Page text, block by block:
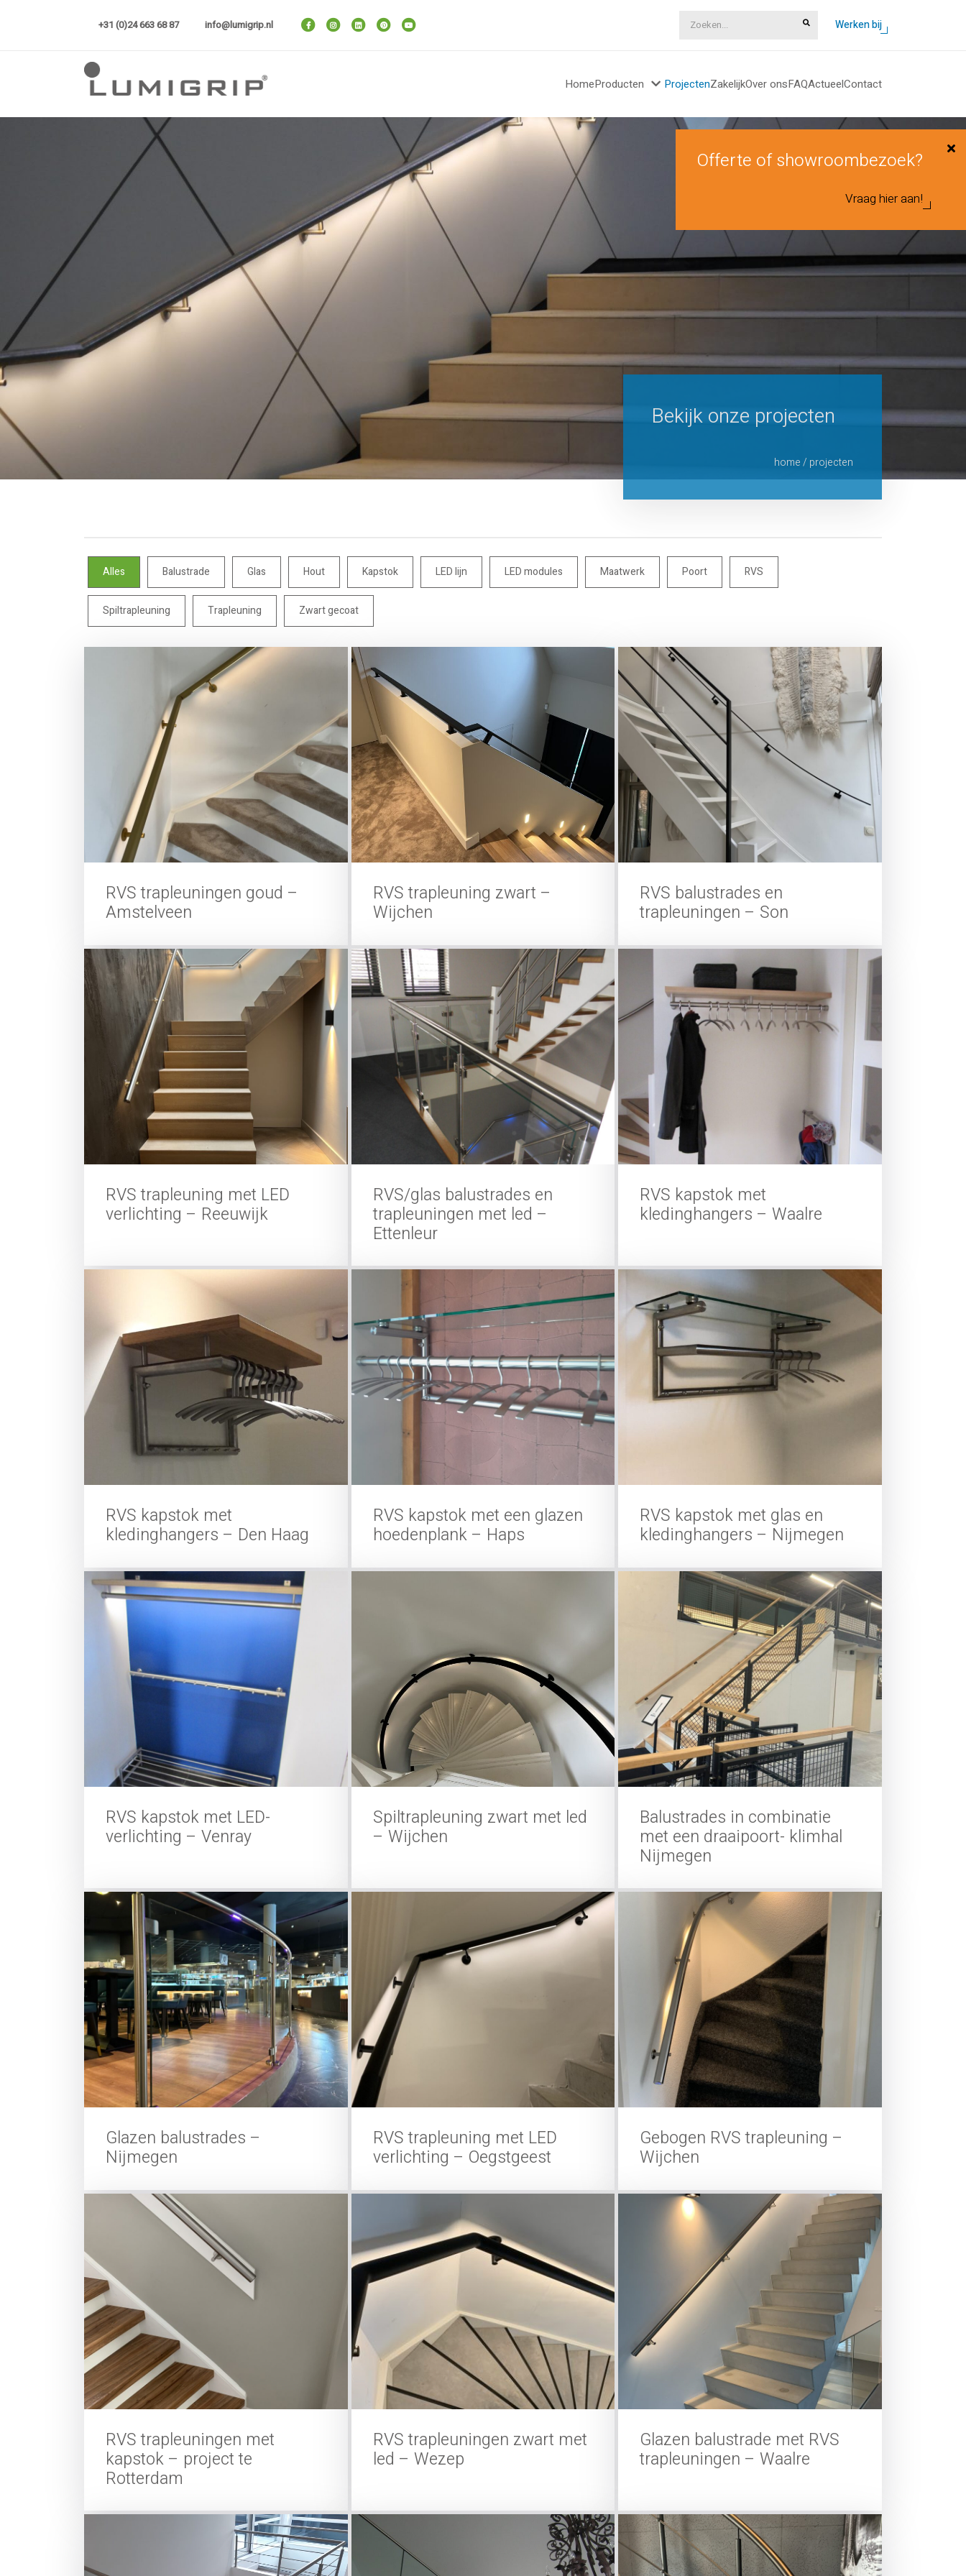
+31 (0)24 663 68 87 info@lumigrip.nl Zoeken... Werken bij
Lumigrip®
HomeProducten ProjectenZakelijkOver onsFAQActueelContact
Offerte of showroombezoek?
Vraag hier aan!
Projecten
Bekijk onze projecten
home/ projecten
Alles Balustrade Glas Hout Kapstok LED lijn LED modules Maatwerk Poort RVS
Spiltrapleuning Trapleuning Zwart gecoat
RVS trapleuningen goud –
Amstelveen
RVS trapleuning zwart –
Wijchen
RVS balustrades en
trapleuningen – Son
RVS trapleuning met LED
verlichting – Reeuwijk
RVS/glas balustrades en
trapleuningen met led –
Ettenleur
RVS kapstok met
kledinghangers – Waalre
RVS kapstok met
kledinghangers – Den Haag
RVS kapstok met een glazen
hoedenplank – Haps
RVS kapstok met glas en
kledinghangers – Nijmegen
RVS kapstok met LED-
verlichting – Venray
Spiltrapleuning zwart met led
– Wijchen
Balustrades in combinatie
met een draaipoort- klimhal
Nijmegen
Glazen balustrades –
Nijmegen
RVS trapleuning met LED
verlichting – Oegstgeest
Gebogen RVS trapleuning –
Wijchen
RVS trapleuningen met
kapstok – project te
Rotterdam
RVS trapleuningen zwart met
led – Wezep
Glazen balustrade met RVS
trapleuningen – Waalre